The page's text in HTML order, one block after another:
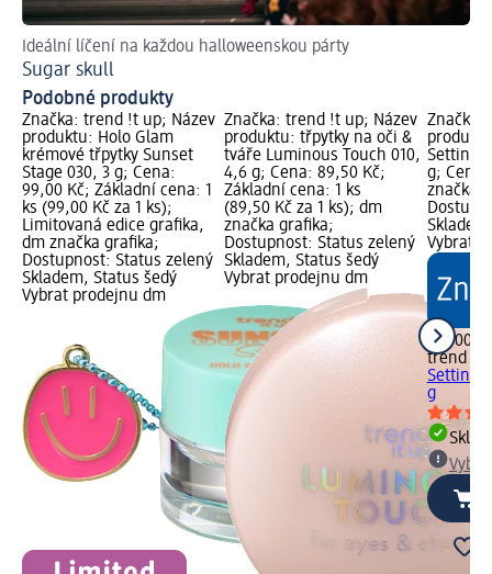
Ideální líčení na každou halloweenskou párty
Sugar skull
Podobné produkty
Značka: trend !t up; Název
produktu: Holo Glam
krémové třpytky Sunset
Stage 030, 3 g; Cena:
99,00 Kč; Základní cena: 1
ks (99,00 Kč za 1 ks);
Limitovaná edice grafika,
dm značka grafika;
Dostupnost: Status zelený
Skladem, Status šedý
Vybrat prodejnu dm
Značka: trend !t up; Název
produktu: třpytky na oči &
tváře Luminous Touch 010,
4,6 g; Cena: 89,50 Kč;
Základní cena: 1 ks
(89,50 Kč za 1 ks); dm
značka grafika;
Dostupnost: Status zelený
Skladem, Status šedý
Vybrat prodejnu dm
Značka:
Setting
g; Cena:
značka
Vybrat
119,00
trend !t
Setting
g